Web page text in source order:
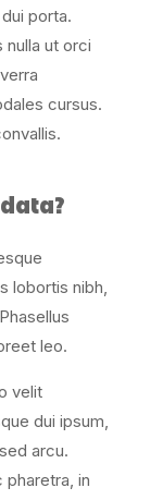
porta.
nulla ut orci
cursus.
lobortis nibh,
leo.
velit
dui ipsum,
arcu.
in